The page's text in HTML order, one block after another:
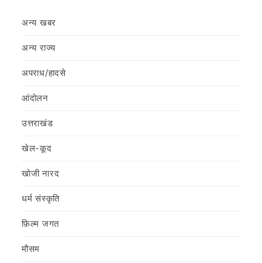
अन्य खबर
अन्य राज्य
अपराध/हादसे
आंदोलन
उत्तराखंड
खेल-कूद
खोजी नारद
धर्म संस्कृति
फ़िल्‍म जगत
मौसम